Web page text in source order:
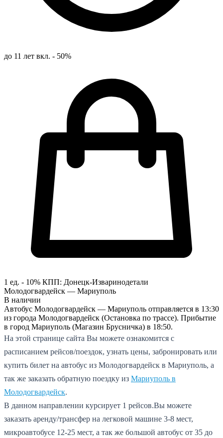
до 11 лет вкл. - 50%
1 ед. - 10% КПП: Донецк-Изваринодетали
Молодогвардейск — Мариуполь
В наличии
Автобус Молодогвардейск — Мариуполь отправляется в 13:30
из города Молодогвардейск (Остановка по трассе). Прибытие
в город Мариуполь (Магазин Брусничка) в 18:50.
На этой странице сайта Вы можете ознакомится с
расписанием рейсов/поездок, узнать цены, забронировать или
купить билет на автобус из Молодогвардейск в Мариуполь, а
так же заказать обратную поездку из Мариуполь в
Молодогвардейск.
В данном направлении курсирует 1 рейсов.Вы можете
заказать аренду/трансфер на легковой машине 3-8 мест,
микроавтобусе 12-25 мест, а так же большой автобус от 35 до